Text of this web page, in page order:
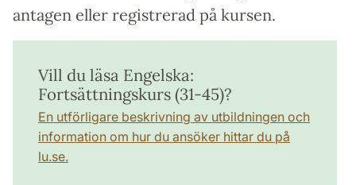
antagen eller registrerad på kursen.
Vill du läsa Engelska:
Fortsättningskurs (31-45)?
En utförligare beskrivning av utbildningen och
information om hur du ansöker hittar du på
lu.se.